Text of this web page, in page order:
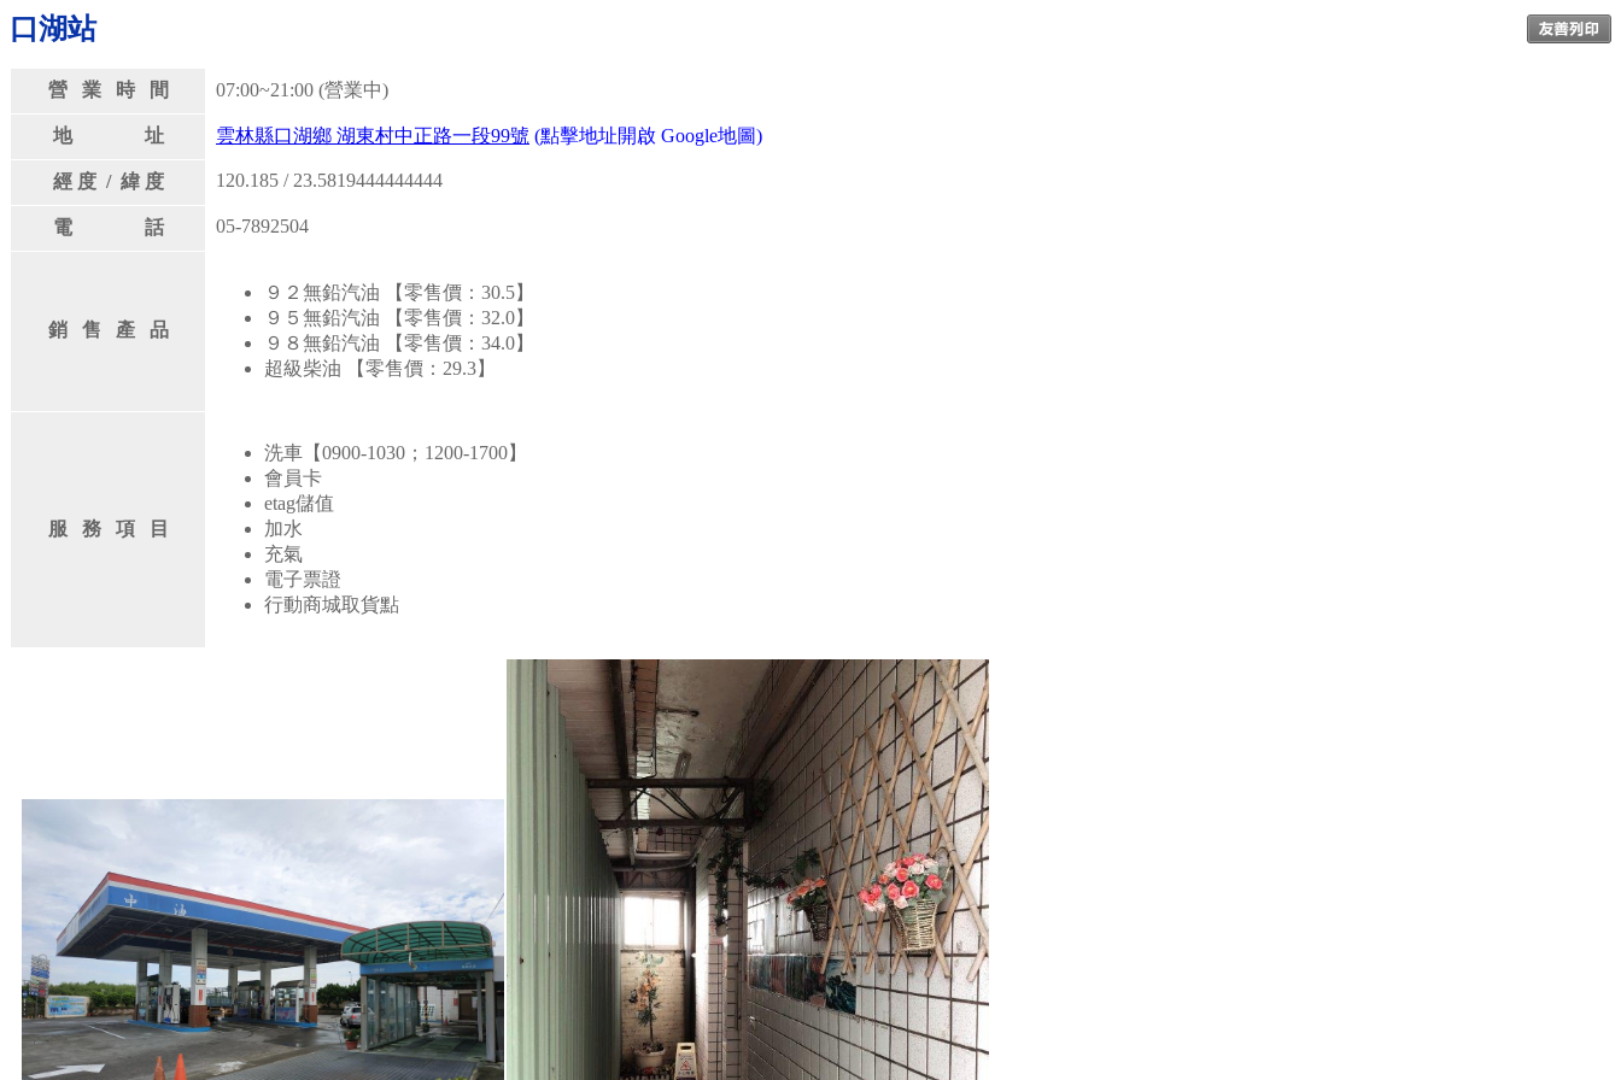
口湖站
營 業 時 間 07:00~21:00 (營業中)
地 址 雲林縣口湖鄉 湖東村中正路一段99號 (點擊地址開啟 Google地圖)
經 度 / 緯 度 120.185 / 23.5819444444444
電 話 05-7892504
銷 售 產 品
９２無鉛汽油 【零售價：30.5】
９５無鉛汽油 【零售價：32.0】
９８無鉛汽油 【零售價：34.0】
超級柴油 【零售價：29.3】
服 務 項 目
洗車【0900-1030；1200-1700】
會員卡
etag儲值
加水
充氣
電子票證
行動商城取貨點